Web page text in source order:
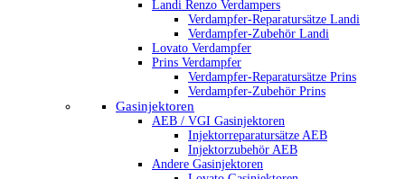
Landi Renzo Verdampers
Verdampfer-Reparatursätze Landi
Verdampfer-Zubehör Landi
Lovato Verdampfer
Prins Verdampfer
Verdampfer-Reparatursätze Prins
Verdampfer-Zubehör Prins
Gasinjektoren
AEB / VGI Gasinjektoren
Injektorreparatursätze AEB
Injektorzubehör AEB
Andere Gasinjektoren